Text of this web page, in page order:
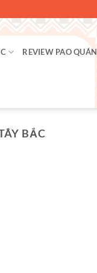
REVIEW PAO QUÁN
BẮC